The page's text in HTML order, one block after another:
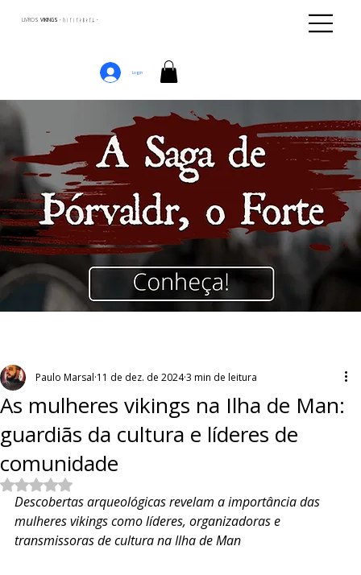
LIVROS VIKINGS · ᚢᛁᚴᛁᚴᛅᛒᛅᚴᛦ ·
Login
As mulheres vikings na Ilha de Man:
guardiãs da cultura e líderes de
comunidade
Paulo Marsal 11 de dez. de 20243 min de leitura
Avaliado com NaN de 5 estrelas.
Descobertas arqueológicas revelam a importância das
mulheres vikings como líderes, organizadoras e
transmissoras de cultura na Ilha de Man